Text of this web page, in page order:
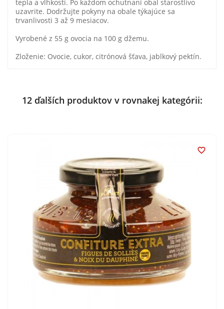
tepla a vlhkosti. Po každom ochutnaní obal starostlivo
uzavrite. Dodržujte pokyny na obale týkajúce sa
trvanlivosti 3 až 9 mesiacov.
Vyrobené z 55 g ovocia na 100 g džemu.
Zloženie: Ovocie, cukor, citrónová šťava, jablkový pektín.
12 ďalších produktov v rovnakej kategórii:
